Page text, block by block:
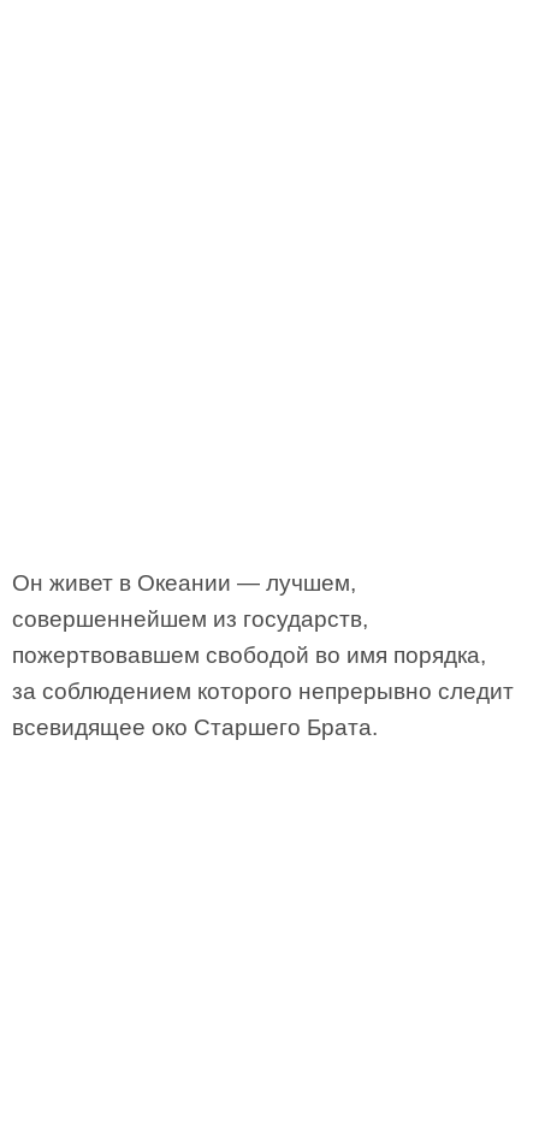
Он живет в Океании — лучшем,
совершеннейшем из государств,
пожертвовавшем свободой во имя порядка,
за соблюдением которого непрерывно следит
всевидящее око Старшего Брата.